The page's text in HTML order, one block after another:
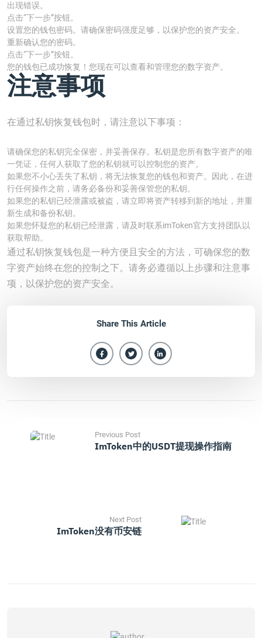
出现错误。
点击“下一步”按钮。
设置您的钱包密码。请确保密码强度足够，以保护您的资产安全。
重新确认您的密码。
点击“下一步”按钮。
您的钱包已成功恢复！您现在可以查看和管理您的数字资产。
注意事项
在通过私钥恢复钱包时，请注意以下事项：
请确保您的私钥完全保密，并妥善保存。私钥是您所有数字资产的唯
一凭证，任何人获取了您的私钥就可以控制您的资产。
如果您不小心丢失了私钥，将无法恢复您的钱包和资产。因此，在进
行任何操作之前，请务必备份和妥善保管您的私钥。
如果您的私钥已经泄露或被盗，请立即将资产转移到新的地址，并重
新生成和备份私钥。
如果您怀疑您的私钥已经泄露，请及时联系imToken官方支持团队以
获取帮助。
通过私钥恢复钱包是一种方便且安全的方法，可确保您的数
字资产始终在您的控制之下。请务必遵循以上步骤和注意事
项，以保护您的资产安全。
Share This Article
Previous Post
ImToken中的USDT提现操作指南
Next Post
ImToken没有币安链